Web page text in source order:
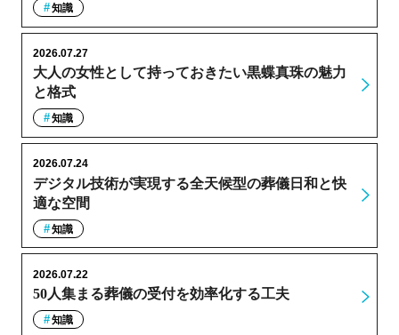
知識
大人の女性として持っておきたい黒蝶真珠の魅力
と格式
2026.07.27
知識
デジタル技術が実現する全天候型の葬儀日和と快
適な空間
2026.07.24
知識
50人集まる葬儀の受付を効率化する工夫
2026.07.22
知識